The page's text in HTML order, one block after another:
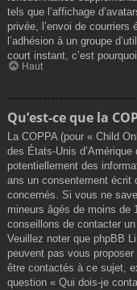
tels que l’affichage
privée, l’envoi de courriers
l’adhésion à un groupe
court instant, c’est
Haut
Qu’est-ce que la
La COPPA (pour « Child
des États-Unis
potentiellement des
ans un consentement écrit
concernés. Si vous ne
mineurs âgés de moins de
conseillons de contacter
Veuillez noter que phpBB
peuvent pas vous
être contactés à ce sujet,
question « Qui dois-je